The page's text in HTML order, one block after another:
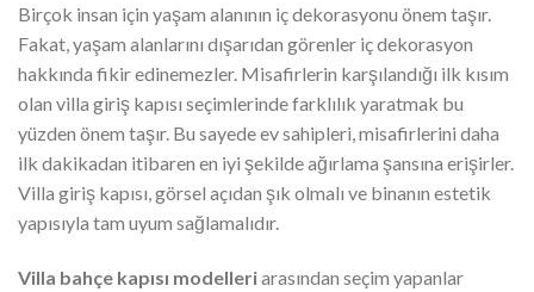
Birçok insan için yaşam alanının iç dekorasyonu önem taşır.
Fakat, yaşam alanlarını dışarıdan görenler iç dekorasyon
hakkında fikir edinemezler. Misafirlerin karşılandığı ilk kısım
olan villa giriş kapısı seçimlerinde farklılık yaratmak bu
yüzden önem taşır. Bu sayede ev sahipleri, misafirlerini daha
ilk dakikadan itibaren en iyi şekilde ağırlama şansına erişirler.
Villa giriş kapısı, görsel açıdan şık olmalı ve binanın estetik
yapısıyla tam uyum sağlamalıdır.
Villa bahçe kapısı modelleriarasından seçim yapanlar